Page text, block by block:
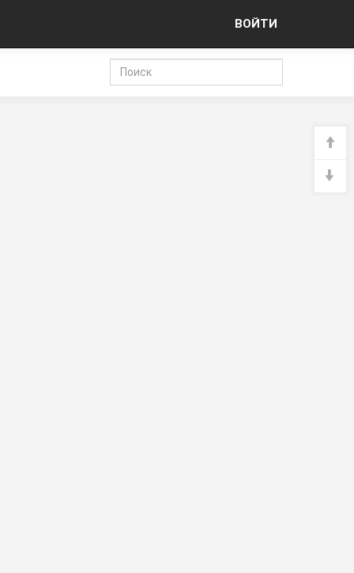
ВОЙТИ